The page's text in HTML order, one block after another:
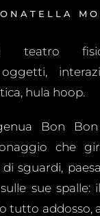
teatro
oggetti,
hula hoop.
Bon
che
sguardi,
sue spalle:
tutto addosso,